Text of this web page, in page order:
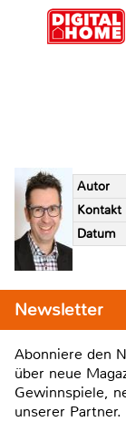
Autor
Kontakt
Datum
Newsletter
Abonniere den
über neue
Gewinnspiele,
unserer Partner.